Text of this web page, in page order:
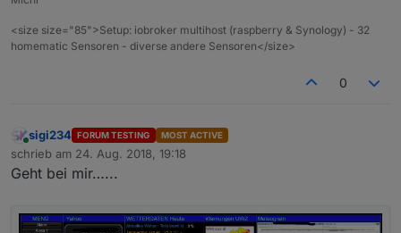
<size size="85">Setup: iobroker multihost (raspberry & Synology) - 32
homematic Sensoren - diverse andere Sensoren</size>
0
Online
sigi234 FORUM TESTING MOST ACTIVE
schrieb am 24. Aug. 2018, 19:18
zuletzt editiert von
Geht bei mir…...